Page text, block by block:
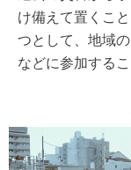
け備えて置くこ
つとして、地域
などに参加する